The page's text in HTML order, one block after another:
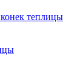
теплицы